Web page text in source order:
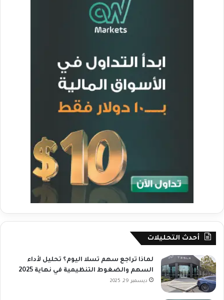
أحدث التحليلات
لماذا تراجع سهم تسلا اليوم؟ تحليل لأداء
السهم والضغوط التنظيمية في نهاية 2025
ديسمبر 29, 2025